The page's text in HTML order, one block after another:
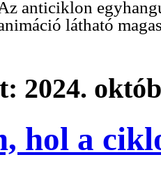
anticiklon
látható
2024.
hol a